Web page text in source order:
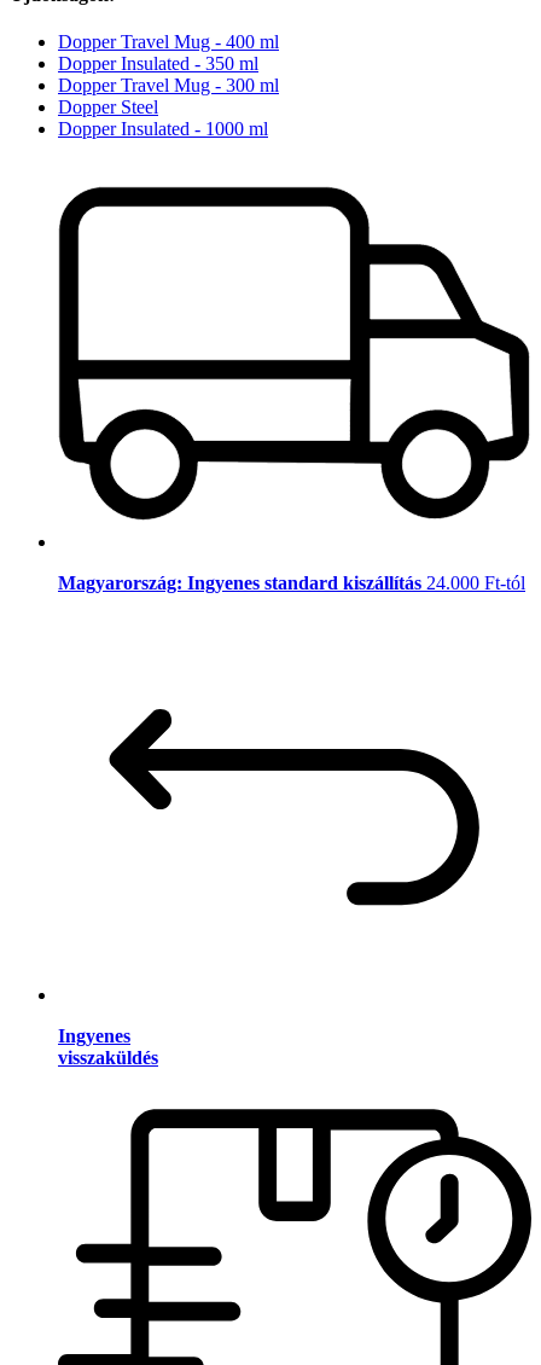
Dopper Travel Mug - 400 ml
Dopper Insulated - 350 ml
Dopper Travel Mug - 300 ml
Dopper Steel
Dopper Insulated - 1000 ml
Magyarország: Ingyenes standard kiszállítás 24.000 Ft-tól
Ingyenes
visszaküldés